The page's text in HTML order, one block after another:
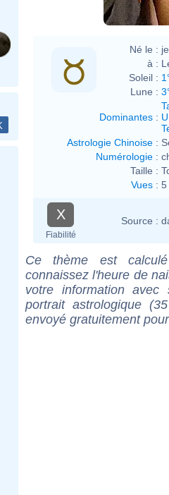
Né le :
à :
Soleil :
Lune :
Dominantes :
Astrologie Chinoise :
Numérologie :
Taille :
Vues : 5
X
Fiabilité
Source :
Ce thème est
connaissez l'heure de
votre information
portrait astrologique
envoyé gratuitement